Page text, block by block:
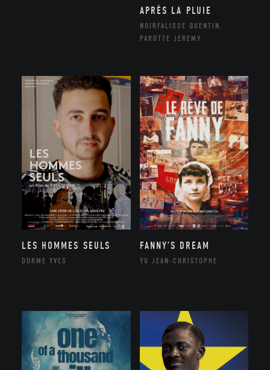
APRÈS LA PLUIE
NOIRFALISSE QUENTIN,
PAROTTE JEREMY
LES HOMMES SEULS
DORME YVES
FANNY’S DREAM
YU JEAN-CHRISTOPHE